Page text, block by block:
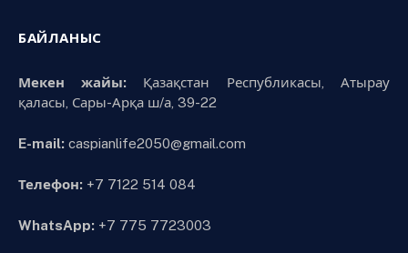
БАЙЛАНЫС
Мекен жайы:Қазақстан Республикасы, Атырау
қаласы, Сары-Арқа ш/а, 39-22
E-mail: caspianlife2050@gmail.com
Телефон: +7 7122 514 084
WhatsApp: +7 775 7723003